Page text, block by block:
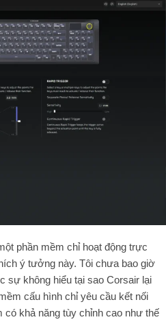
phần mềm chỉ hoạt động trực
ý tưởng này. Tôi chưa bao giờ
sự không hiểu tại sao Corsair lại
cấu hình chỉ yêu cầu kết nối
có khả năng tùy chỉnh cao như thế